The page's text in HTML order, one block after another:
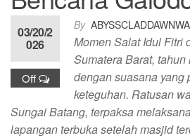
By
03/20/2
026
Off
Momen Salat Idul Fitri
Sumatera Barat,
dengan suasana yang
keteguhan. Ratusan
Sungai Batang, terpaksa
lapangan terbuka setelah masjid